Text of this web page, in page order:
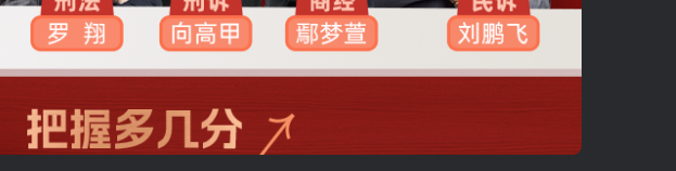
），客服会协助将登陆方式更改为邮箱登录！